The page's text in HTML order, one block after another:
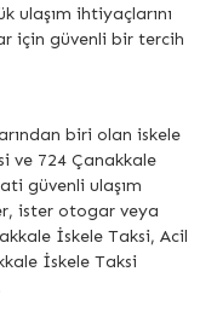
ulaşım ihtiyaçlarını
için güvenli bir tercih
biri olan iskele
ve 724 Çanakkale
güvenli ulaşım
ister otogar veya
İskele Taksi, Acil
İskele Taksi